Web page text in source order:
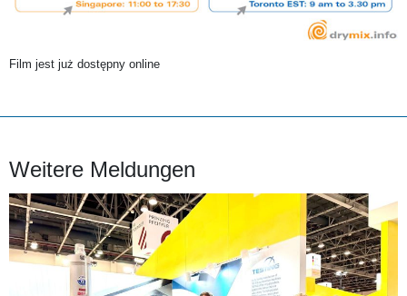
Film jest już dostępny online
Weitere Meldungen